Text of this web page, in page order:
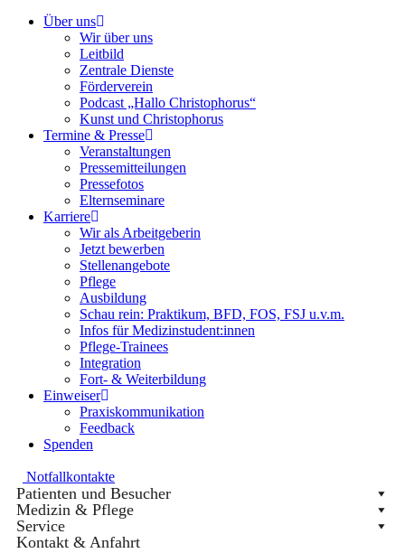
Über uns
Wir über uns
Leitbild
Zentrale Dienste
Förderverein
Podcast „Hallo Christophorus“
Kunst und Christophorus
Termine & Presse
Veranstaltungen
Pressemitteilungen
Pressefotos
Elternseminare
Karriere
Wir als Arbeitgeberin
Jetzt bewerben
Stellenangebote
Pflege
Ausbildung
Schau rein: Praktikum, BFD, FOS, FSJ u.v.m.
Infos für Medizinstudent:innen
Pflege-Trainees
Integration
Fort- & Weiterbildung
Einweiser
Praxiskommunikation
Feedback
Spenden
Notfallkontakte
Patienten und Besucher
Medizin & Pflege
Service
Kontakt & Anfahrt